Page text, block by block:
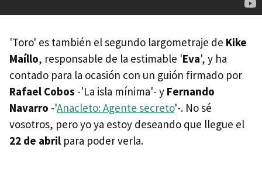
'Toro' es también el segundo largometraje de Kike
Maíllo, responsable de la estimable 'Eva', y ha
contado para la ocasión con un guión firmado por
Rafael Cobos -'La isla mínima'- y Fernando
Navarro -'Anacleto: Agente secreto'-. No sé
vosotros, pero yo ya estoy deseando que llegue el
22 de abril para poder verla.